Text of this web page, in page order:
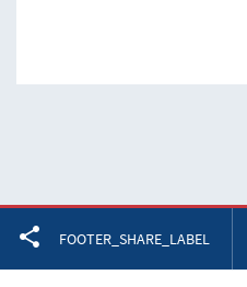
FOOTER_SHARE_LABEL